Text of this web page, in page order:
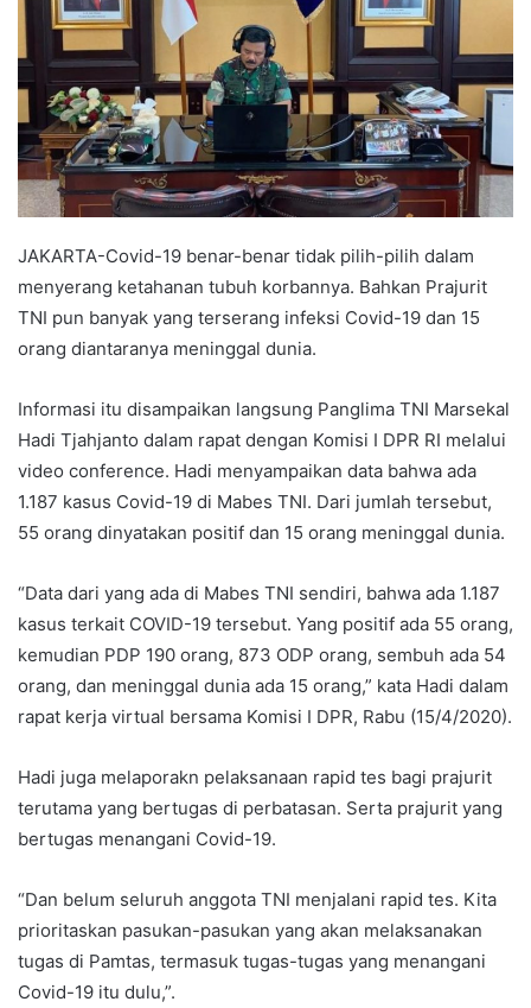
JAKARTA-Covid-19 benar-benar tidak pilih-pilih dalam
menyerang ketahanan tubuh korbannya. Bahkan Prajurit
TNI pun banyak yang terserang infeksi Covid-19 dan 15
orang diantaranya meninggal dunia.
Informasi itu disampaikan langsung Panglima TNI Marsekal
Hadi Tjahjanto dalam rapat dengan Komisi I DPR RI melalui
video conference. Hadi menyampaikan data bahwa ada
1.187 kasus Covid-19 di Mabes TNI. Dari jumlah tersebut,
55 orang dinyatakan positif dan 15 orang meninggal dunia.
“Data dari yang ada di Mabes TNI sendiri, bahwa ada 1.187
kasus terkait COVID-19 tersebut. Yang positif ada 55 orang,
kemudian PDP 190 orang, 873 ODP orang, sembuh ada 54
orang, dan meninggal dunia ada 15 orang,” kata Hadi dalam
rapat kerja virtual bersama Komisi I DPR, Rabu (15/4/2020).
Hadi juga melaporakn pelaksanaan rapid tes bagi prajurit
terutama yang bertugas di perbatasan. Serta prajurit yang
bertugas menangani Covid-19.
“Dan belum seluruh anggota TNI menjalani rapid tes. Kita
prioritaskan pasukan-pasukan yang akan melaksanakan
tugas di Pamtas, termasuk tugas-tugas yang menangani
Covid-19 itu dulu,”.